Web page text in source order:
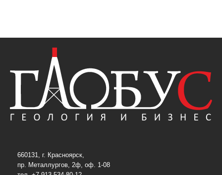
660131, г. Красноярск,
пр. Металлургов, 2ф, оф. 1-08